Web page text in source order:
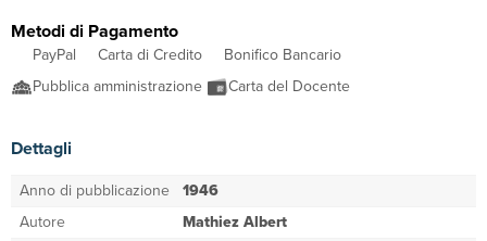
Metodi di Pagamento
PayPal Carta di Credito
Bonifico Bancario
Pubblica amministrazione
Carta del Docente
Dettagli
Anno di pubblicazione 1946
Autore
Mathiez Albert